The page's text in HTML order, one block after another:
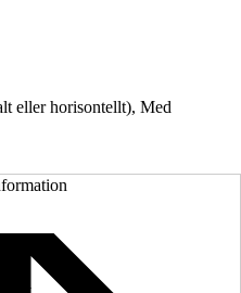
eller horisontellt), Med